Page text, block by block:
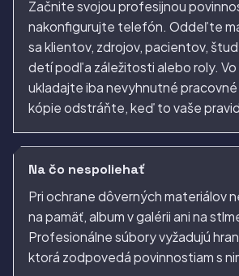
Začnite svojou profesijnou
nakonfigurujte telefón. Oddeľte
sa klientov, zdrojov, pacientov,
detí podľa záležitosti alebo roly. Vo
ukladajte iba nevyhnutné
kópie odstráňte, keď to vaše
Na čo nespoliehať
Pri ochrane dôverných materiálov
na pamäť, album v galérii ani na
Profesionálne súbory vyžadujú
ktorá zodpovedá povinnostiam s